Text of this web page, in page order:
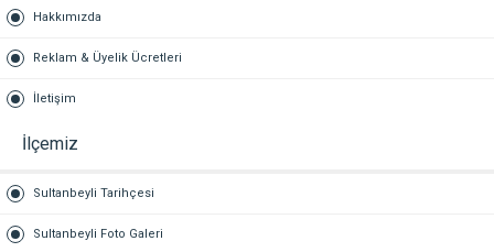
Hakkımızda
Reklam & Üyelik Ücretleri
İletişim
İlçemiz
Sultanbeyli Tarihçesi
Sultanbeyli Foto Galeri